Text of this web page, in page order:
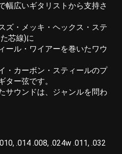
幅広いギタリストから支持さ
ズ・メッキ・ヘックス・ステ
芯線)に
ール・ワイアーを巻いたワウ
・カーボン・スティールのプ
ター弦です。
サウンドは、ジャンルを問わ
.014 .008, .024w .011, .032